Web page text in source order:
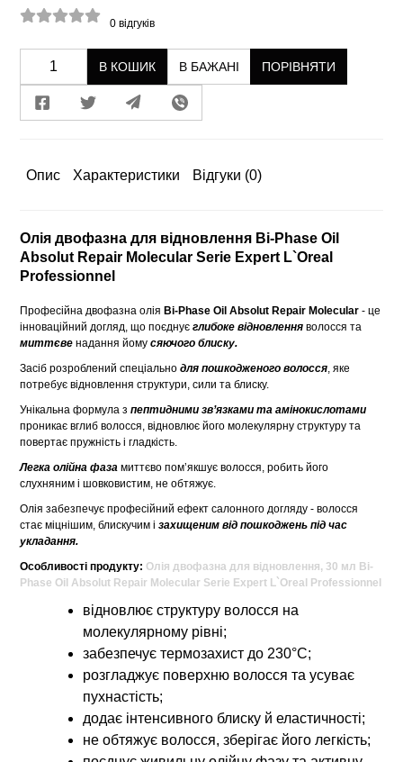
0 відгуків
В КОШИК В БАЖАНІ ПОРІВНЯТИ
Опис Характеристики Відгуки (0)
Олія двофазна для відновлення Bi-Phase Oil
Absolut Repair Molecular Serie Expert L`Oreal
Professionnel
Професійна двофазна олія Bi-Phase Oil Absolut Repair Molecular - це
інноваційний догляд, що поєднуєглибоке відновленняволосся та
миттєвенадання йомусяючого блиску.
Засіб розроблений спеціально для пошкодженого волосся, яке
потребує відновлення структури, сили та блиску.
Унікальна формула зпептидними зв’язками та амінокислотами
проникає вглиб волосся, відновлює його молекулярну структуру та
повертає пружність і гладкість.
Легка олійна фаза миттєво пом’якшує волосся, робить його
слухняним і шовковистим, не обтяжує.
Олія забезпечує професійний ефект салонного догляду - волосся
стає міцнішим, блискучим ізахищеним від пошкоджень під час
укладання.
Особливості продукту: Олія двофазна для відновлення, 30 мл Bi-
Phase Oil Absolut Repair Molecular Serie Expert L`Oreal Professionnel
відновлює структуру волосся на
молекулярному рівні;
забезпечує термозахист до 230°C;
розгладжує поверхню волосся та усуває
пухнастість;
додає інтенсивного блиску й еластичності;
не обтяжує волосся, зберігає його легкість;